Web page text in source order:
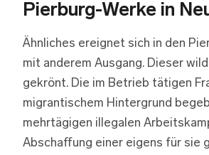
Pierburg-Werke in
Ähnliches ereignet sich in den
mit anderem Ausgang. Dieser
gekrönt. Die im Betrieb tätigen
migrantischem Hintergrund
mehrtägigen illegalen
Abschaffung einer eigens für sie